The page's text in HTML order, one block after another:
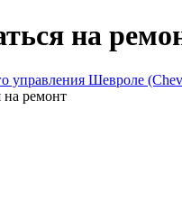
на
управления Шевроле
на ремонт